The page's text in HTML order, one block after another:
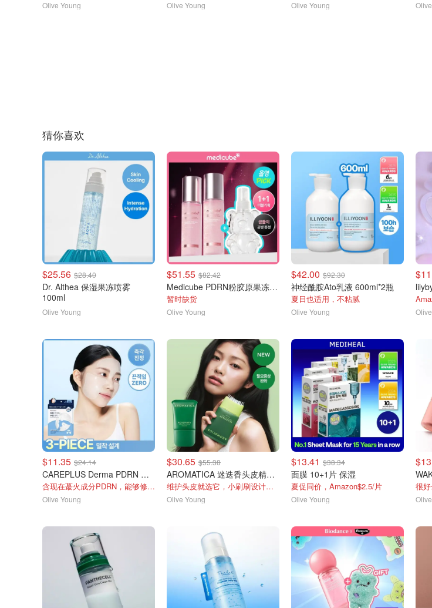
Olive Young Olive Young Olive Young
猜你喜欢
$25.56 $28.40
Dr. Althea 保湿果冻喷雾
100ml
Olive Young
$51.55 $82.42
Medicube PDRN粉胶原果冻精华喷雾 100ml x 2支装
暂时缺货
Olive Young
$42.00 $92.30
神经酰胺Ato乳液 600ml*2瓶
夏日也适用，不粘腻
Olive Young
$11.35 $24.14
CAREPLUS Derma PDRN 舒缓贴 12片
含现在蕞火成分PDRN，能够修护皮肤
Olive Young
$30.65 $55.38
AROMATICA 迷迭香头皮精华 100ml
维护头皮就选它，小刷刷设计很贴心
Olive Young
$13.41 $38.34
面膜 10+1片 保湿
夏促同价，Amazon$2.5/片
Olive Young